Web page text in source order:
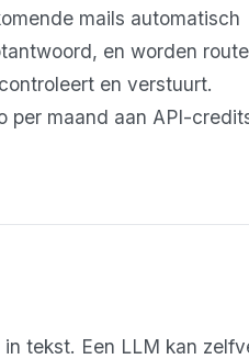
mails automatisch
en worden
en verstuurt.
per maand aan API-
tekst. Een LLM kan